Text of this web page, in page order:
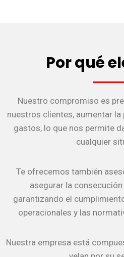
Por qué
Nuestro compromiso es
nuestros clientes, aumentar
gastos, lo que nos permite
cualquier
Te ofrecemos también
asegurar la
garantizando el
operacionales y las
Nuestra empresa está